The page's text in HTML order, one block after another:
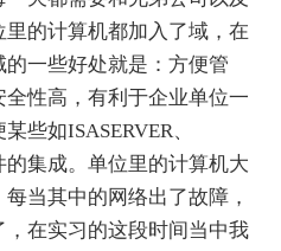
的计算机都加入了域，在
一些好处就是：方便管
性高，有利于企业单位一
些如ISASERVER、
的集成。单位里的计算机大
当其中的网络出了故障，
在实习的这段时间当中我